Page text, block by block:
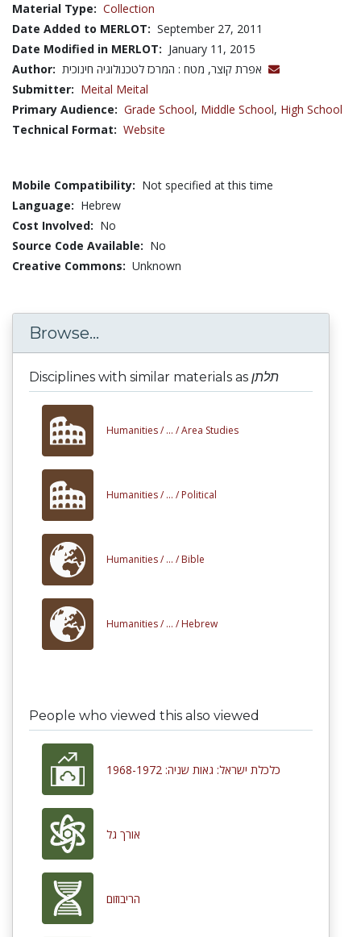
Material Type: Collection
Date Added to MERLOT: September 27, 2011
Date Modified in MERLOT: January 11, 2015
Author:
Submitter: Meital Meital
Primary Audience: Grade School, Middle School, High School
Technical Format: Website
Mobile Compatibility: Not specified at this time
Language: Hebrew
Cost Involved: No
Source Code Available: No
Creative Commons: Unknown
Browse...
Disciplines with similar materials as תלתן
Humanities / ... /Area Studies
Humanities / ... / Political
Humanities / ... / Bible
Humanities / ... / Hebrew
People who viewed this also viewed
כלכלת ישראל: גאות שניה: 1968-1972
אורך גל
הריבוזום